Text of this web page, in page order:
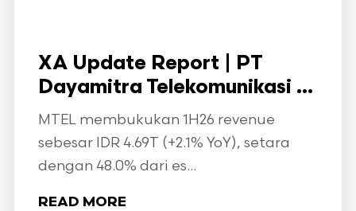
XA Update Report | PT
Dayamitra Telekomunikasi ...
MTEL membukukan 1H26 revenue
sebesar IDR 4.69T (+2.1% YoY), setara
dengan 48.0% dari es...
READ MORE